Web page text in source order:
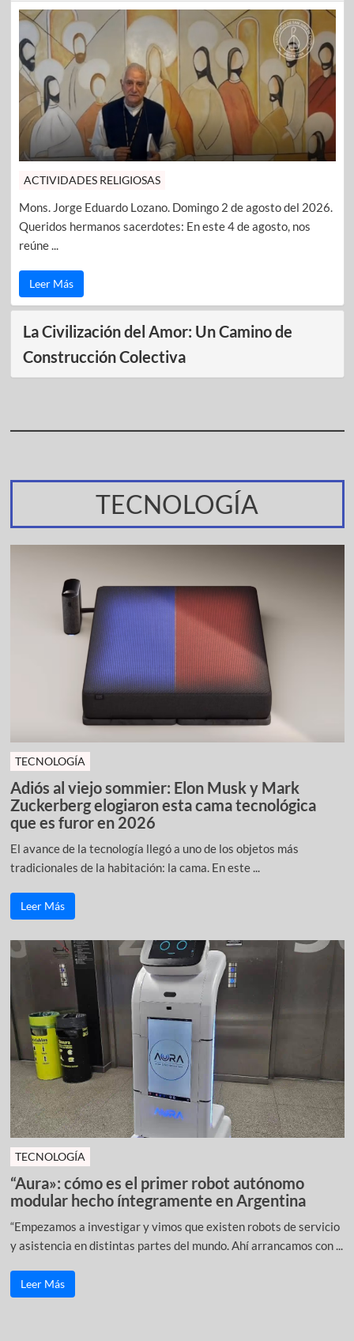
ACTIVIDADES RELIGIOSAS
Mons. Jorge Eduardo Lozano. Domingo 2 de agosto del 2026.
Queridos hermanos sacerdotes: En este 4 de agosto, nos
reúne ...
Leer Más
La Civilización del Amor: Un Camino de
Construcción Colectiva
TECNOLOGÍA
TECNOLOGÍA
Adiós al viejo sommier: Elon Musk y Mark
Zuckerberg elogiaron esta cama tecnológica
que es furor en 2026
El avance de la tecnología llegó a uno de los objetos más
tradicionales de la habitación: la cama. En este ...
Leer Más
TECNOLOGÍA
“Aura»: cómo es el primer robot autónomo
modular hecho íntegramente en Argentina
“Empezamos a investigar y vimos que existen robots de servicio
y asistencia en distintas partes del mundo. Ahí arrancamos con ...
Leer Más